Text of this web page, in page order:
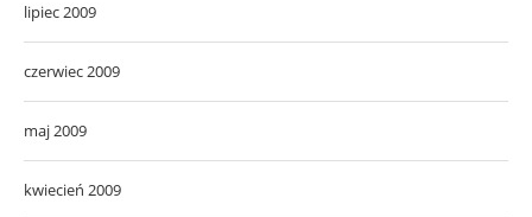
lipiec 2009
czerwiec 2009
maj 2009
kwiecień 2009